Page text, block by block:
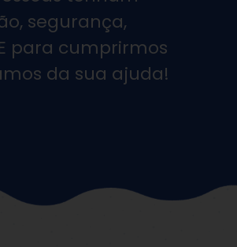
segurança,
para cumprirmos
da sua ajuda!